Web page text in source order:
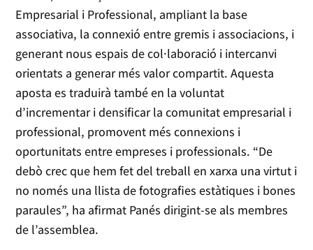
Empresarial i Professional, ampliant la base
associativa, la connexió entre gremis i associacions, i
generant nous espais de col·laboració i intercanvi
orientats a generar més valor compartit. Aquesta
aposta es traduirà també en la voluntat
d’incrementar i densificar la comunitat empresarial i
professional, promovent més connexions i
oportunitats entre empreses i professionals. “De
debò crec que hem fet del treball en xarxa una virtut i
no només una llista de fotografies estàtiques i bones
paraules”, ha afirmat Panés dirigint-se als membres
de l’assemblea.